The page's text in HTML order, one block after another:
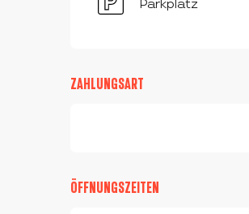
Parkplatz
ZAHLUNGSART
ÖFFNUNGSZEITEN